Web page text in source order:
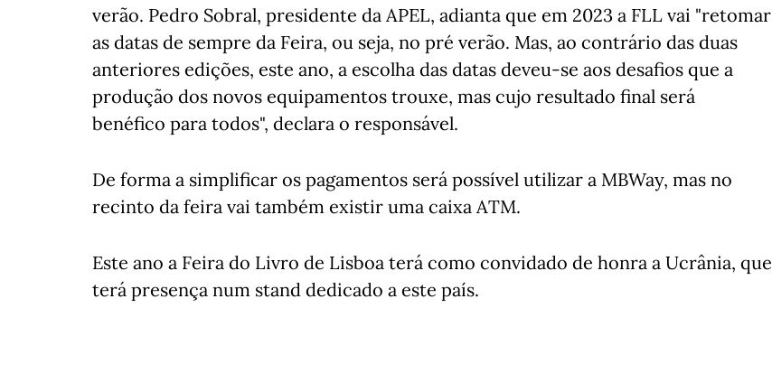
verão. Pedro Sobral, presidente da APEL, adianta que em 2023 a FLL vai "retomar
as datas de sempre da Feira, ou seja, no pré verão. Mas, ao contrário das duas
anteriores edições, este ano, a escolha das datas deveu-se aos desafios que a
produção dos novos equipamentos trouxe, mas cujo resultado final será
benéfico para todos", declara o responsável.
De forma a simplificar os pagamentos será possível utilizar a MBWay, mas no
recinto da feira vai também existir uma caixa ATM.
Este ano a Feira do Livro de Lisboa terá como convidado de honra a Ucrânia, que
terá presença num stand dedicado a este país.